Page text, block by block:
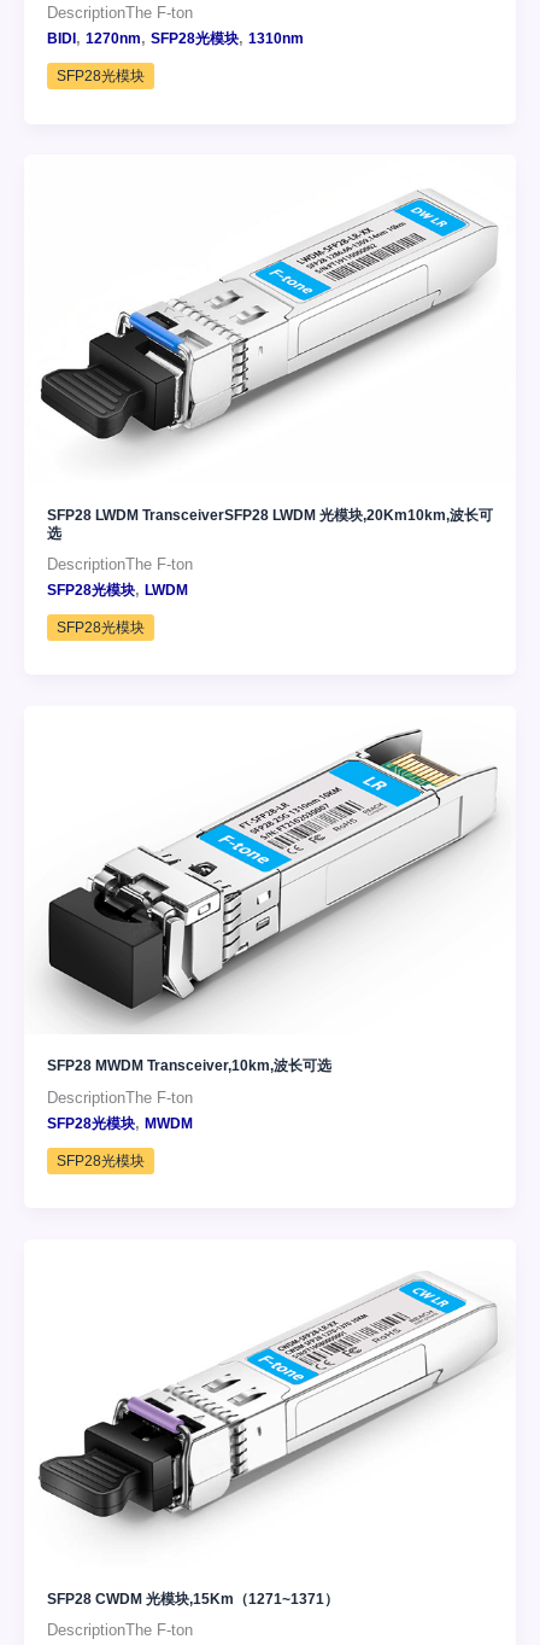
DescriptionThe F-ton
BIDI, 1270nm, SFP28光模块, 1310nm
SFP28光模块
SFP28 LWDM TransceiverSFP28 LWDM 光模块,20Km10km,波长可
选
DescriptionThe F-ton
SFP28光模块, LWDM
SFP28光模块
SFP28 MWDM Transceiver,10km,波长可选
DescriptionThe F-ton
SFP28光模块, MWDM
SFP28光模块
SFP28 CWDM 光模块,15Km（1271~1371）
DescriptionThe F-ton